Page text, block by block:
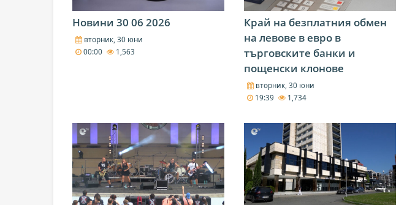
Новини 30 06 2026
вторник, 30 юни
00:00
1,563
Край на безплатния обмен
на левове в евро в
търговските банки и
пощенски клонове
вторник, 30 юни
19:39
1,734